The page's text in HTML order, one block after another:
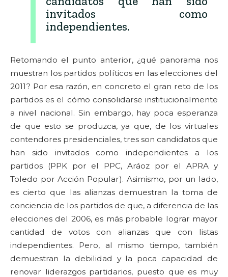
invitados como
independientes.
Retomando el punto anterior, ¿qué panorama nos
muestran los partidos políticos en las elecciones del
2011? Por esa razón, en concreto el gran reto de los
partidos es el cómo consolidarse institucionalmente
a nivel nacional. Sin embargo, hay poca esperanza
de que esto se produzca, ya que, de los virtuales
contendores presidenciales, tres son candidatos que
han sido invitados como independientes a los
partidos (PPK por el PPC, Aráoz por el APRA y
Toledo por Acción Popular). Asimismo, por un lado,
es cierto que las alianzas demuestran la toma de
conciencia de los partidos de que, a diferencia de las
elecciones del 2006, es más probable lograr mayor
cantidad de votos con alianzas que con listas
independientes. Pero, al mismo tiempo, también
demuestran la debilidad y la poca capacidad de
renovar liderazgos partidarios, puesto que es muy